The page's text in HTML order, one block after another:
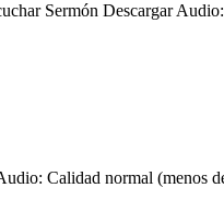
Sermón Descargar
Calidad normal (menos